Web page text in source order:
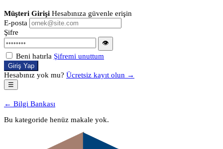
Müşteri Girişi Hesabınıza güvenle erişin
E-posta
Şifre
👁
Beni hatırla Şifremi unuttum
Giriş Yap
Hesabınız yok mu? Ücretsiz kayıt olun →
☰
← Bilgi Bankası
Bu kategoride henüz makale yok.